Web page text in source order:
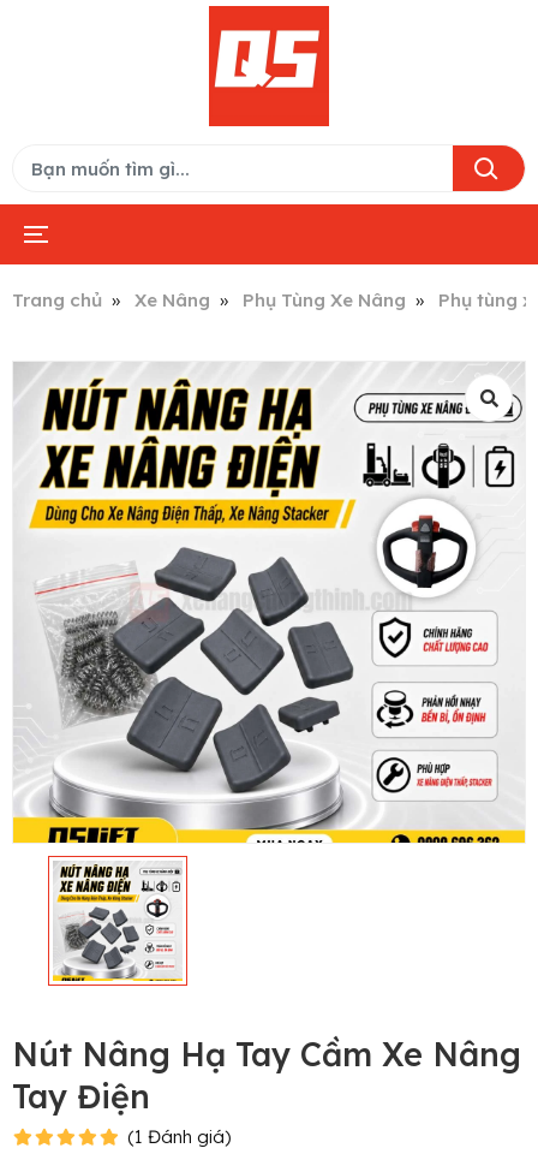
Trang chủ Xe Nâng Phụ Tùng Xe Nâng Phụ tùng
Nút Nâng Hạ Tay Cầm Xe Nâng
Tay Điện
(1 Đánh giá)